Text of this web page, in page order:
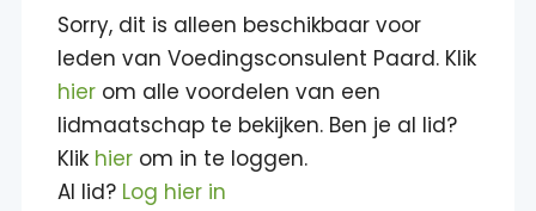
Sorry, dit is alleen beschikbaar voor
leden van Voedingsconsulent Paard. Klik
hierom alle voordelen van een
lidmaatschap te bekijken. Ben je al lid?
Klik hierom in te loggen.
Al lid? Log hier in